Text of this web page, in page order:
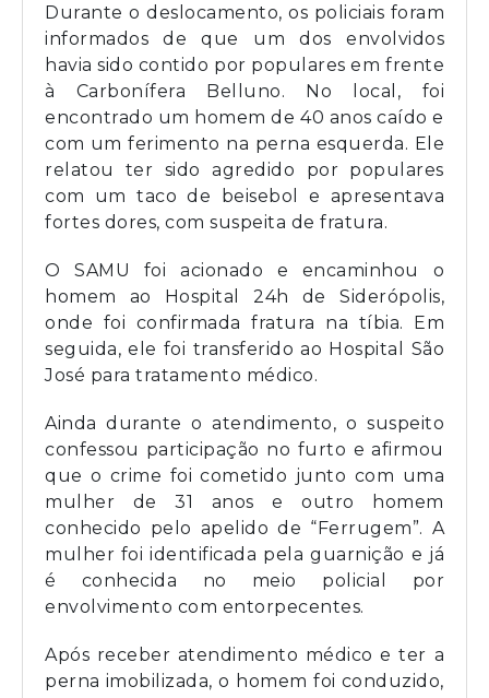
Durante o deslocamento, os policiais foram
informados de que um dos envolvidos
havia sido contido por populares em frente
à Carbonífera Belluno. No local, foi
encontrado um homem de 40 anos caído e
com um ferimento na perna esquerda. Ele
relatou ter sido agredido por populares
com um taco de beisebol e apresentava
fortes dores, com suspeita de fratura.
O SAMU foi acionado e encaminhou o
homem ao Hospital 24h de Siderópolis,
onde foi confirmada fratura na tíbia. Em
seguida, ele foi transferido ao Hospital São
José para tratamento médico.
Ainda durante o atendimento, o suspeito
confessou participação no furto e afirmou
que o crime foi cometido junto com uma
mulher de 31 anos e outro homem
conhecido pelo apelido de “Ferrugem”. A
mulher foi identificada pela guarnição e já
é conhecida no meio policial por
envolvimento com entorpecentes.
Após receber atendimento médico e ter a
perna imobilizada, o homem foi conduzido,